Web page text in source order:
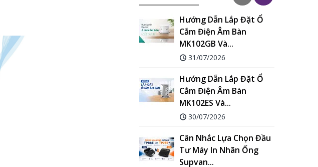
Cân Nhắc Lựa Chọn Đầu
Máy In Nhãn Đánh Dấu
Dây Điện Niimbot C1 –
Giải...
16/06/2026
So Sánh Máy In Ống Co
Nhiệt Supvan TP80E Và...
09/06/2026
Nhiệt Supvan TP70E Và...
09/06/2026